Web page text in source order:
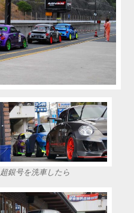
超銀号を洗車したら